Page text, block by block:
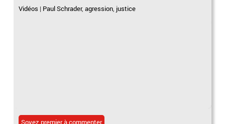
Vidéos | Paul Schrader,agression, justice
Soyez premier à commenter